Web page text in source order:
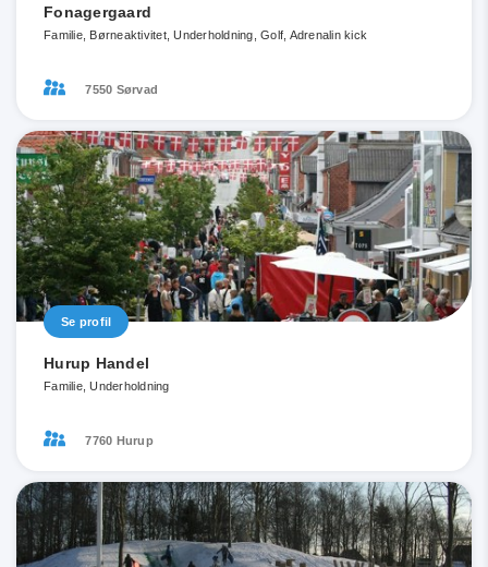
Fonagergaard
Familie, Børneaktivitet, Underholdning, Golf, Adrenalin kick
7550 Sørvad
Se profil
Hurup Handel
Familie, Underholdning
7760 Hurup